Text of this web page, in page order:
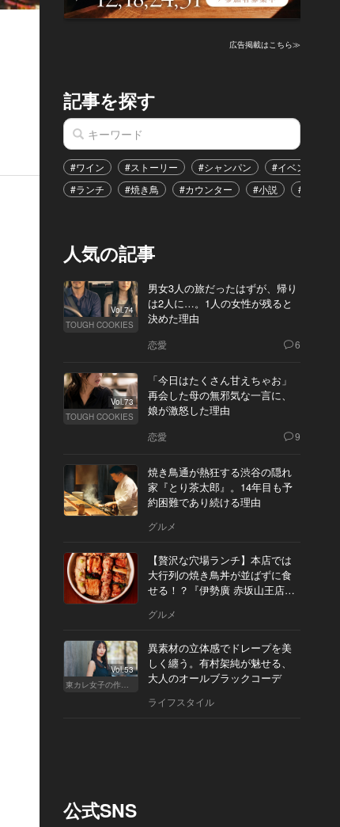
広告掲載はこちら≫
記事を探す
#ワイン #ストーリー #シャンパン #イベント
#ランチ
#焼き鳥 #カウンター #小説 #恋愛
人気の記事
Vol.74
TOUGH COOKIES
男女3人の旅だったはずが、帰り
は2人に…。1人の女性が残ると
決めた理由
恋愛 6
Vol.73
TOUGH COOKIES
「今日はたくさん甘えちゃお」
再会した母の無邪気な一言に、
娘が激怒した理由
恋愛 9
焼き鳥通が熱狂する渋谷の隠れ
家『とり茶太郎』。14年目も予
約困難であり続ける理由
グルメ
【贅沢な穴場ランチ】本店では
大行列の焼き鳥丼が並ばずに食
せる！？『伊勢廣 赤坂山王店』
グルメ
Vol.53
東カレ女子の作り方
異素材の立体感でドレープを美
しく纏う。有村架純が魅せる、
大人のオールブラックコーデ
ライフスタイル
公式SNS